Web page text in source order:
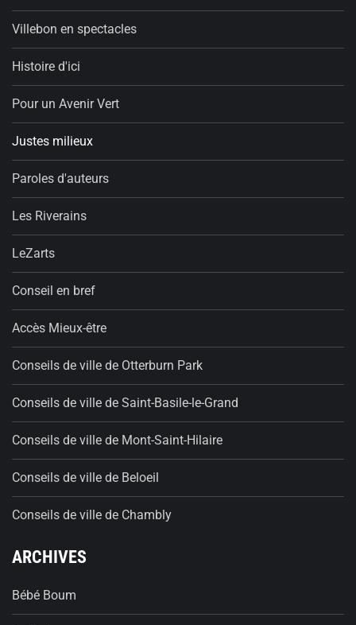
Villebon en spectacles
Histoire d'ici
Pour un Avenir Vert
Justes milieux
Paroles d'auteurs
Les Riverains
LeZarts
Conseil en bref
Accès Mieux-être
Conseils de ville de Otterburn Park
Conseils de ville de Saint-Basile-le-Grand
Conseils de ville de Mont-Saint-Hilaire
Conseils de ville de Beloeil
Conseils de ville de Chambly
ARCHIVES
Bébé Boum